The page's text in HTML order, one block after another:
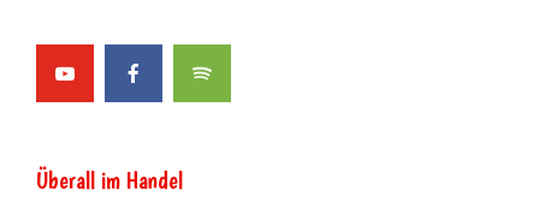
Überall im Handel